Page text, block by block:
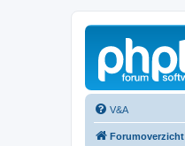
V&A
Forumoverzicht